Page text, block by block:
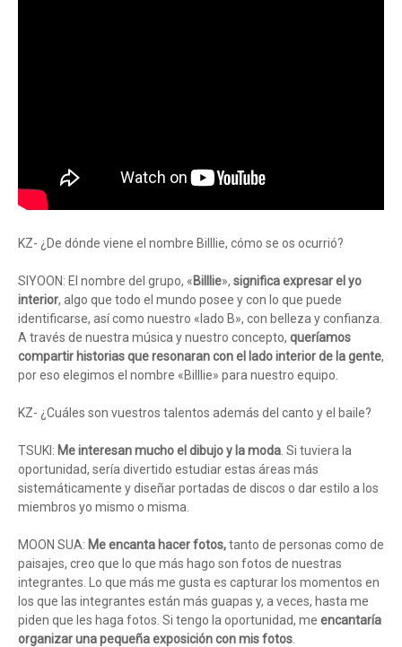
KZ- ¿De dónde viene el nombre Billlie, cómo se os ocurrió?
SIYOON: El nombre del grupo, «Billlie», significa expresar el yo
interior, algo que todo el mundo posee y con lo que puede
identificarse, así como nuestro «lado B», con belleza y confianza.
A través de nuestra música y nuestro concepto, queríamos
compartir historias que resonaran con el lado interior de la gente,
por eso elegimos el nombre «Billlie» para nuestro equipo.
KZ- ¿Cuáles son vuestros talentos además del canto y el baile?
TSUKI: Me interesan mucho el dibujo y la moda . Si tuviera la
oportunidad, sería divertido estudiar estas áreas más
sistemáticamente y diseñar portadas de discos o dar estilo a los
miembros yo mismo o misma.
MOON SUA: Me encanta hacer fotos,tanto de personas como de
paisajes, creo que lo que más hago son fotos de nuestras
integrantes. Lo que más me gusta es capturar los momentos en
los que las integrantes están más guapas y, a veces, hasta me
piden que les haga fotos. Si tengo la oportunidad, me encantaría
organizar una pequeña exposición con mis fotos